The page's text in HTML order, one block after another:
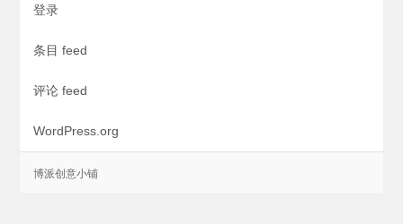
登录
条目 feed
评论 feed
WordPress.org